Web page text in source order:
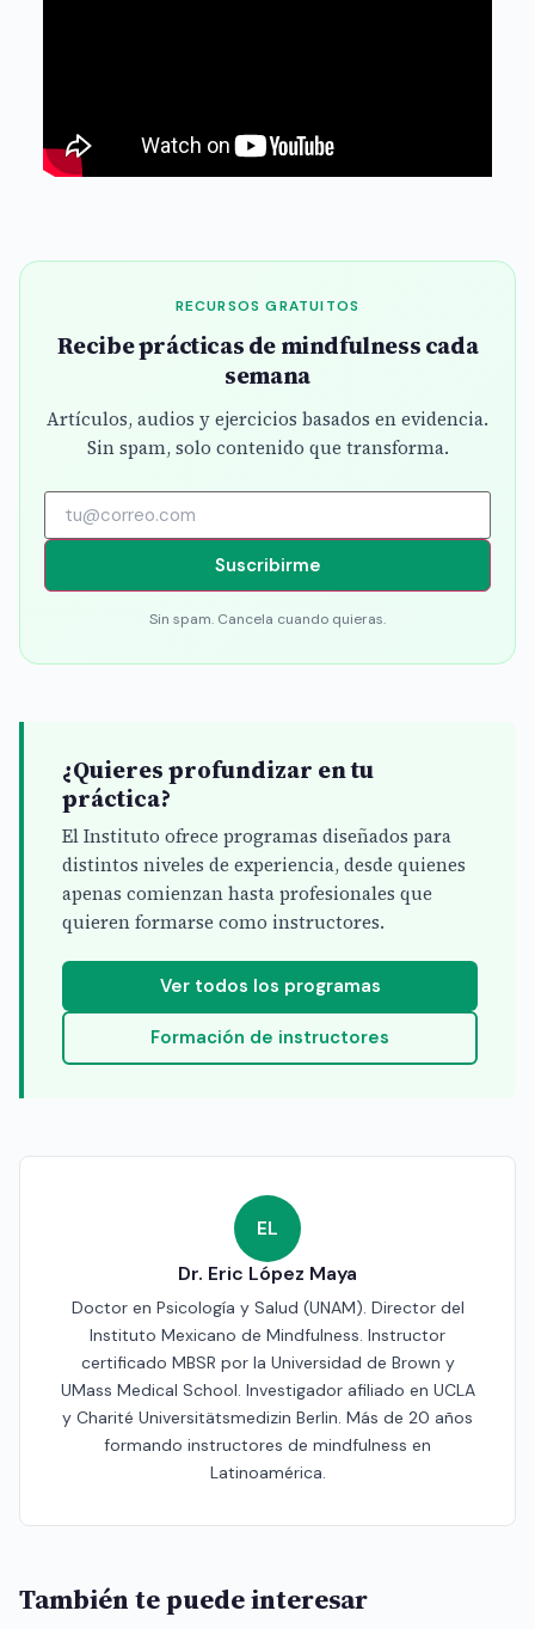
RECURSOS GRATUITOS
Recibe prácticas de mindfulness cada
semana
Artículos, audios y ejercicios basados en evidencia.
Sin spam, solo contenido que transforma.
Suscribirme
Sin spam. Cancela cuando quieras.
¿Quieres profundizar en tu
práctica?
El Instituto ofrece programas diseñados para
distintos niveles de experiencia, desde quienes
apenas comienzan hasta profesionales que
quieren formarse como instructores.
Ver todos los programas
Formación de instructores
EL
Dr. Eric López Maya
Doctor en Psicología y Salud (UNAM). Director del
Instituto Mexicano de Mindfulness. Instructor
certificado MBSR por la Universidad de Brown y
UMass Medical School. Investigador afiliado en UCLA
y Charité Universitätsmedizin Berlin. Más de 20 años
formando instructores de mindfulness en
Latinoamérica.
También te puede interesar